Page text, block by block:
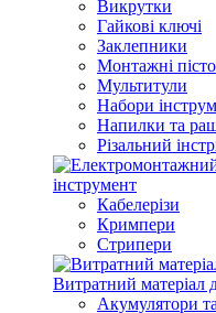
Викрутки
Гайкові ключі
Заклепники
Монтажні
Мультитули
Набори
Напилки та
Різальний
інструмент
Кабелерізи
Кримпери
Стрипери
Витратний матеріал
Акумулятори